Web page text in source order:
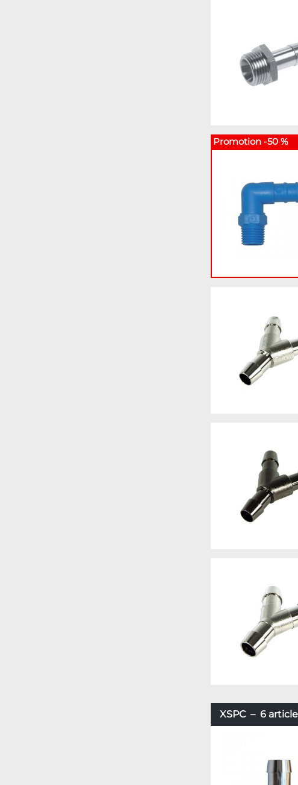
Promotion -50 %
XSPC – 6